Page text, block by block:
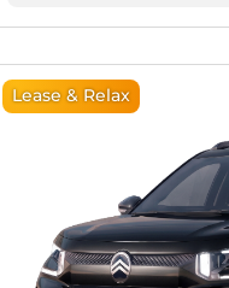
Lease & Relax